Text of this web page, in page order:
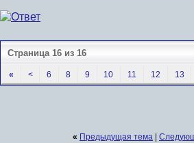
Страница 16 из 16
« < 6 8 9 10 11 12 13
« Предыдущая тема